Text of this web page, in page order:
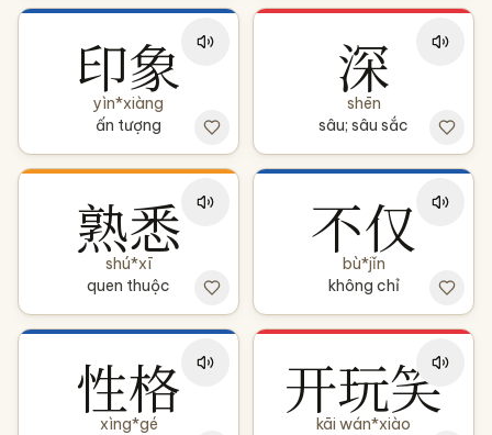
印象
yìn*xiàng
ấn tượng
深
shēn
sâu; sâu sắc
熟悉
shú*xī
quen thuộc
不仅
bù*jǐn
không chỉ
性格
xìng*gé
开玩笑
kāi wán*xiào